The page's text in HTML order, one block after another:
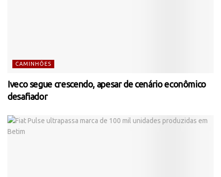
CAMINHÕES
Iveco segue crescendo, apesar de cenário econômico
desafiador